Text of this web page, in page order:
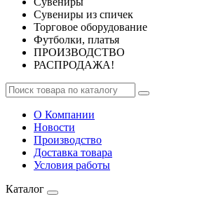
Сувениры из спичек
Торговое оборудование
Футболки, платья
ПРОИЗВОДСТВО
РАСПРОДАЖА!
О Компании
Новости
Производство
Доставка товара
Условия работы
Каталог